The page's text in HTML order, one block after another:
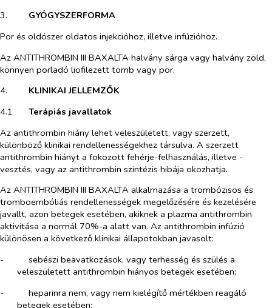
3.​
GYÓGYSZERFORMA
Por és oldószer oldatos injekcióhoz, illetve infúzióhoz.
Az ANTITHROMBIN III BAXALTA halvány sárga vagy halvány zöld,
könnyen porladó liofilezett tömb vagy por.
4.​
KLINIKAI JELLEMZŐK
4.1​
Terápiás javallatok
Az antithrombin hiány lehet veleszületett, vagy szerzett,
különböző klinikai rendellenességekhez társulva. A szerzett
antithrombin hiányt a fokozott fehérje-felhasználás, illetve -
vesztés, vagy az antithrombin szintézis hibája okozhatja.
Az ANTITHROMBIN III BAXALTA alkalmazása a trombózisos és
tromboembóliás rendellenességek megelőzésére és kezelésére
javallt, azon betegek esetében, akiknek a plazma antithrombin
aktivitása a normál 70%-a alatt van. Az antithrombin infúzió
különösen a következő klinikai állapotokban javasolt:
-​
sebészi beavatkozások, vagy terhesség és szülés a
veleszületett antithrombin hiányos betegek esetében;
-​
heparinra nem, vagy nem kielégítő mértékben reagáló
betegek esetében;